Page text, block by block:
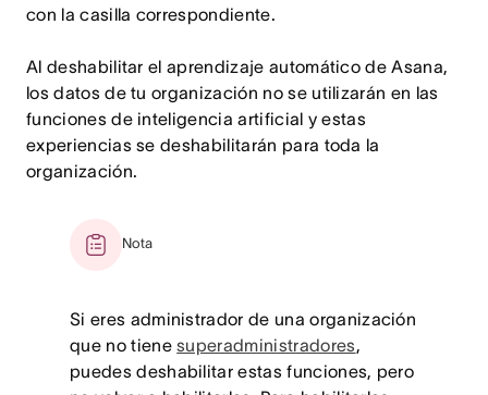
con la casilla correspondiente.
Al deshabilitar el aprendizaje automático de Asana,
los datos de tu organización no se utilizarán en las
funciones de inteligencia artificial y estas
experiencias se deshabilitarán para toda la
organización.
Nota
Si eres administrador de una organización
que no tienesuperadministradores,
puedes deshabilitar estas funciones, pero